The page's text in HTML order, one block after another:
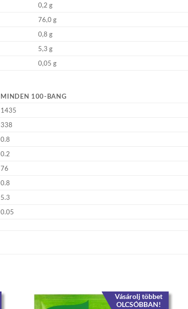
0,2 g
76,0 g
0,8 g
5,3 g
0,05 g
MINDEN 100-BANG
1435
338
0.8
0.2
76
0.8
5.3
0.05
Vásárolj többet
OLCSÓBBAN!